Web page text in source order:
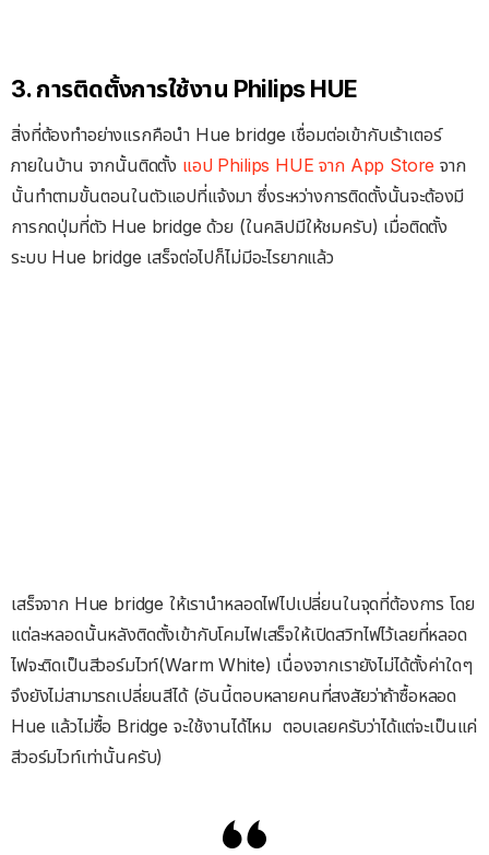
3. การติดตั้งการใช้งาน Philips HUE
สิ่งที่ต้องทำอย่างแรกคือนำ Hue bridge เชื่อมต่อเข้ากับเร้าเตอร์
ภายในบ้าน จากนั้นติดตั้ง แอป Philips HUE จาก App Store จาก
นั้นทำตามขั้นตอนในตัวแอปที่แจ้งมา ซึ่งระหว่างการติดตั้งนั้นจะต้องมี
การกดปุ่มที่ตัว Hue bridge ด้วย (ในคลิปมีให้ชมครับ) เมื่อติดตั้ง
ระบบ Hue bridge เสร็จต่อไปก็ไม่มีอะไรยากแล้ว​
เสร็จจาก Hue bridge ให้เรานำหลอดไฟไปเปลี่ยนในจุดที่ต้องการ โดย
แต่ละหลอดนั้นหลังติดตั้งเข้ากับโคมไฟเสร็จให้เปิดสวิทไฟไว้เลยที่หลอด
ไฟจะติดเป็นสีวอร์มไวท์(Warm White) เนื่องจากเรายังไม่ได้ตั้งค่าใดๆ
จึงยังไม่สามารถเปลี่ยนสีได้ (อันนี้ตอบหลายคนที่สงสัยว่าถ้าซื้อหลอด
Hue แล้วไม่ซื้อ Bridge จะใช้งานได้ไหม ตอบเลยครับว่าได้แต่จะเป็นแค่
สีวอร์มไวท์เท่านั้นครับ)